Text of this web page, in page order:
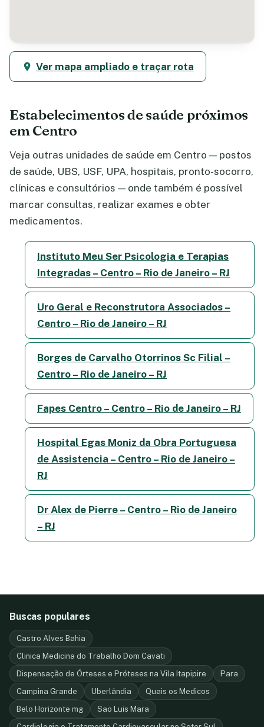
Ver mapa ampliado e traçar rota
Estabelecimentos de saúde próximos
em Centro
Veja outras unidades de saúde em Centro — postos
de saúde, UBS, USF, UPA, hospitais, pronto-socorro,
clínicas e consultórios — onde também é possível
marcar consultas, realizar exames e obter
medicamentos.
Instituto Meu Ser Psicologia e Terapias
Integradas – Centro – Rio de Janeiro – RJ
Uro Geral e Reconstrutora Associados –
Centro – Rio de Janeiro – RJ
Borges de Carvalho Otorrinos Sc Filial –
Centro – Rio de Janeiro – RJ
Fapes Centro – Centro – Rio de Janeiro – RJ
Hospital Egas Moniz da Obra Portuguesa
de Assistencia – Centro – Rio de Janeiro –
RJ
Dr Alex de Pierre – Centro – Rio de Janeiro
– RJ
Buscas populares
Castro Alves Bahia
Clinica Medicina do Trabalho Dom Cavati
Dispensação de Órteses e Próteses na Vila Itapipire
Para
Campina Grande
Uberlândia
Quais os Medicos
Belo Horizonte mg
Sao Luis Mara